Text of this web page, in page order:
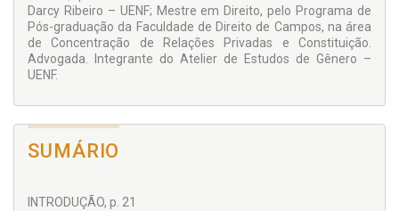
Darcy Ribeiro – UENF; Mestre em Direito, pelo Programa de
Pós-graduação da Faculdade de Direito de Campos, na área
de Concentração de Relações Privadas e Constituição.
Advogada. Integrante do Atelier de Estudos de Gênero –
UENF.
SUMÁRIO
INTRODUÇÃO, p. 21